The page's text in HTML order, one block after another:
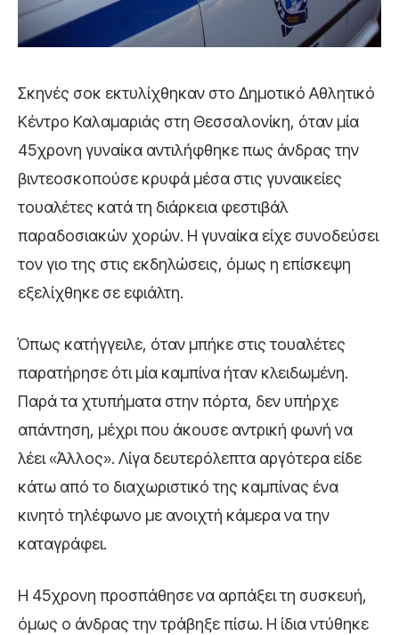
Σκηνές σοκ εκτυλίχθηκαν στο Δημοτικό Αθλητικό
Κέντρο Καλαμαριάς στη Θεσσαλονίκη, όταν μία
45χρονη γυναίκα αντιλήφθηκε πως άνδρας την
βιντεοσκοπούσε κρυφά μέσα στις γυναικείες
τουαλέτες κατά τη διάρκεια φεστιβάλ
παραδοσιακών χορών. Η γυναίκα είχε συνοδεύσει
τον γιο της στις εκδηλώσεις, όμως η επίσκεψη
εξελίχθηκε σε εφιάλτη.
Όπως κατήγγειλε, όταν μπήκε στις τουαλέτες
παρατήρησε ότι μία καμπίνα ήταν κλειδωμένη.
Παρά τα χτυπήματα στην πόρτα, δεν υπήρχε
απάντηση, μέχρι που άκουσε αντρική φωνή να
λέει «Άλλος». Λίγα δευτερόλεπτα αργότερα είδε
κάτω από το διαχωριστικό της καμπίνας ένα
κινητό τηλέφωνο με ανοιχτή κάμερα να την
καταγράφει.
Η 45χρονη προσπάθησε να αρπάξει τη συσκευή,
όμως ο άνδρας την τράβηξε πίσω. Η ίδια ντύθηκε